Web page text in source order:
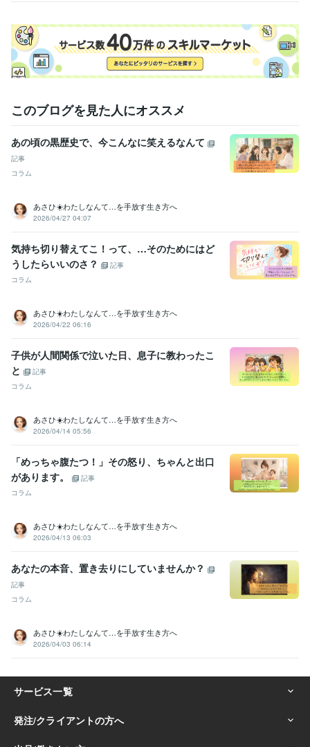
経験職種
事務・ビジネスサポート / 事務（一般事務） 経験年数 : 10年
ライフスタイル・その他 / カウンセラー・コーチ 経験年数 : 1年
受賞歴
ます！ 購入数３０件超！いつも本当にありがとうございます＾＾✨
ボイスサンプルを作成しました！⭐︎
ブログ執筆50件達成⭐︎読んでくだ
ヘッダーやアイコンを総リニューアル
しました！ チャットメニューリニューアル⭐︎ 雑談メニューリニュー
アル♡
購入50件達成！皆様
のおかげです。ありがとうございます✨
ゴールドランク達成！皆さ
資格・検定
実用英語技能検定準1級
メンタル心理カウンセラー 取得年 : 2025年
PowerPoint:3年
会社員として新人教育に携わりました 新
人教育に携わりました！（続き） チャット相談のスキルを磨きまし
た！ チャット相談のスキル（続き）
数秘術（占
い）の続き
英語 日常会話レベル
このブログを見た人にオススメ
あの頃の黒歴史で、今こんなに笑えるなんて
記事
コラム
あさひ☀️わたしなんて…を手放す生き方へ
2026/04/27 04:07
気持ち切り替えてこ！って、…そのためにはど
うしたらいいのさ？
記事
コラム
あさひ☀️わたしなんて…を手放す生き方へ
2026/04/22 06:16
子供が人間関係で泣いた日、息子に教わったこ
と
記事
コラム
あさひ☀️わたしなんて…を手放す生き方へ
2026/04/14 05:56
「めっちゃ腹たつ！」その怒り、ちゃんと出口
があります。
記事
コラム
あさひ☀️わたしなんて…を手放す生き方へ
2026/04/13 06:03
あなたの本音、置き去りにしていませんか？
記事
コラム
あさひ☀️わたしなんて…を手放す生き方へ
2026/04/03 06:14